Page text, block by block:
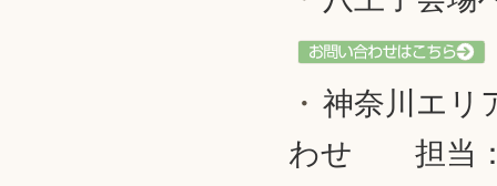
神奈川エリ
わせ 担当